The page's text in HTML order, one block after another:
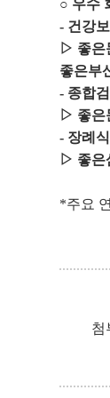
○ 우수
- 건강
▷ 좋은
좋은부
- 종합
▷ 좋은
- 장례
▷ 좋은
*주요
첨